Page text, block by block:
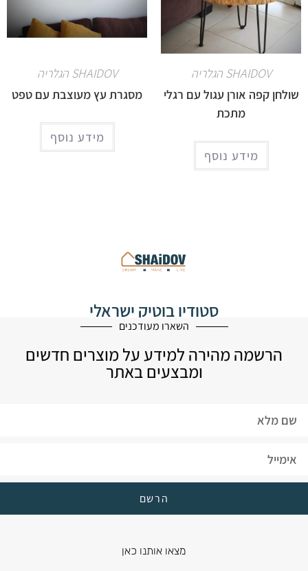
SHAIDOV הגלריה
שולחן קפה אורן עגול עם רגלי
מתכת
מידע נוסף
SHAIDOV הגלריה
מסגרת עץ מעוצבת עם טפט
מידע נוסף
סטודיו בוטיק ישראלי
לעיצוב הבית
השארו מעודכנים
הרשמה מהירה למידע על מוצרים חדשים
ומבצעים באתר
הרשם
מצאו אותנו כאן